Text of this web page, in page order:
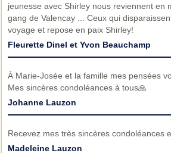
jeunesse avec Shirley nous reviennent en
gang de Valencay ... Ceux qui
voyage et repose en paix Shirley!
Fleurette Dinel et Yvon Beauchamp
À Marie-Josée et la famille mes pensées
Mes sincères condoléances à tous🙏
Johanne Lauzon
Recevez mes très sincères condoléances
Madeleine Lauzon